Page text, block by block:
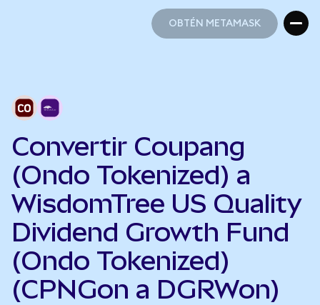
OBTÉN METAMASK
Convertir Coupang
(Ondo Tokenized) a
WisdomTree US Quality
Dividend Growth Fund
(Ondo Tokenized)
(CPNGon a DGRWon)